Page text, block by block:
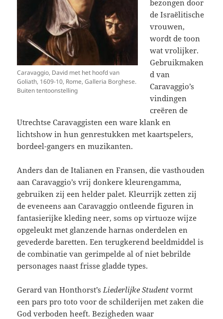
Caravaggio, David met het hoofd van
Goliath, 1609-10, Rome, Galleria Borghese.
Buiten tentoonstelling
bezongen door
de Israëlitische
vrouwen,
wordt de toon
wat vrolijker.
Gebruikmaken
d van
Caravaggio’s
vindingen
creëren de
Utrechtse Caravaggisten een ware klank en
lichtshow in hun genrestukken met kaartspelers,
bordeel-gangers en muzikanten.
Anders dan de Italianen en Fransen, die vasthouden
aan Caravaggio’s vrij donkere kleurengamma,
gebruiken zij een helder palet. Kleurrijk zetten zij
de eveneens aan Caravaggio ontleende figuren in
fantasierijke kleding neer, soms op virtuoze wijze
opgeleukt met glanzende harnas onderdelen en
gevederde baretten. Een terugkerend beeldmiddel is
de combinatie van gerimpelde al of niet bebrilde
personages naast frisse gladde types.
Gerard van Honthorst’s Liederlijke Student vormt
een pars pro toto voor de schilderijen met zaken die
God verboden heeft. Bezigheden waar